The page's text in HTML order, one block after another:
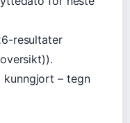
resultater
kunngjort – tegn